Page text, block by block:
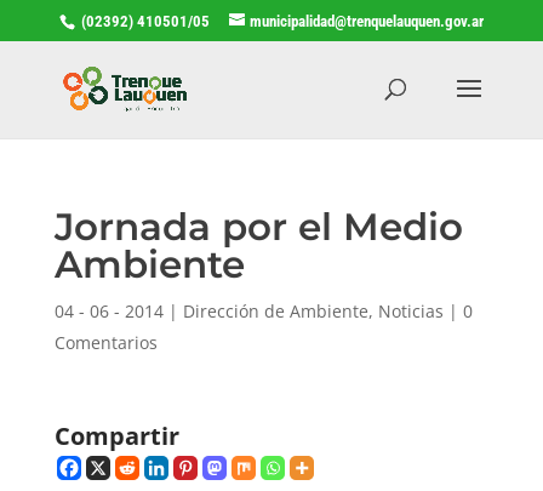
(02392) 410501/05 municipalidad@trenquelauquen.gov.ar
Jornada por el Medio
Ambiente
04 - 06 - 2014| Dirección de Ambiente, Noticias | 0
Comentarios
Compartir